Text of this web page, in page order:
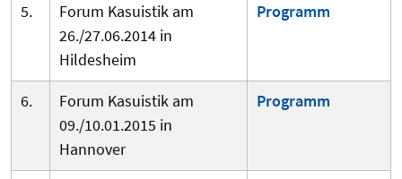
5.
Forum Kasuistik am
26./27.06.2014 in
Hildesheim
Programm
6.
Forum Kasuistik am
09./10.01.2015 in
Hannover
Programm